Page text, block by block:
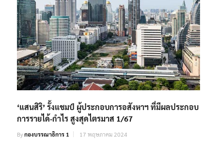
‘แสนสิริ’ รั้งแชมป์ ผู้ประกอบการอสังหาฯ ที่มีผลประกอบ
การรายได้-กำไร สูงสุดไตรมาส 1/67
Byกองบรรณาธิการ 1 17 พฤษภาคม 2024